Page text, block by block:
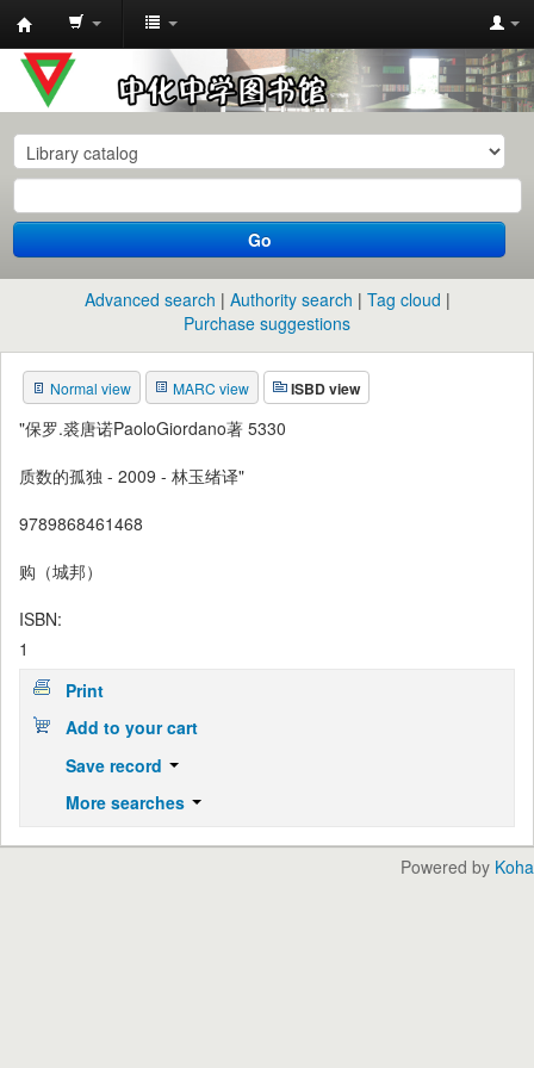
中
化
中
学
图
书
馆
目
录
Go
Advanced search Authority search
Tag cloud
Purchase suggestions
Normal view MARC view ISBD view
"保罗.裘唐诺PaoloGiordano著 5330
质数的孤独 - 2009 - 林玉绪译"
9789868461468
购（城邦）
ISBN:
1
Print
Add to your cart
Save record
More searches
Powered by Koha